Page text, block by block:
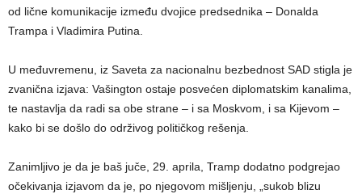
od lične komunikacije između dvojice predsednika – Donalda
Trampa i Vladimira Putina.
U međuvremenu, iz Saveta za nacionalnu bezbednost SAD stigla je
zvanična izjava: Vašington ostaje posvećen diplomatskim kanalima,
te nastavlja da radi sa obe strane – i sa Moskvom, i sa Kijevom –
kako bi se došlo do održivog političkog rešenja.
Zanimljivo je da je baš juče, 29. aprila, Tramp dodatno podgrejao
očekivanja izjavom da je, po njegovom mišljenju, „sukob blizu